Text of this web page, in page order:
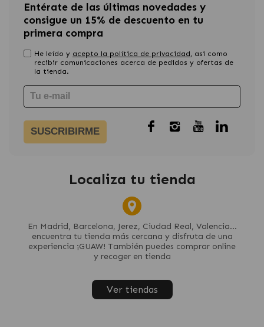
Entérate de las últimas novedades y
consigue un 15% de descuento en tu
primera compra
He leído y acepto la política de privacidad, asi como
recibir comunicaciones acerca de pedidos y ofertas de
la tienda.
SUSCRIBIRME
Localiza tu tienda
En Madrid, Barcelona, Jerez, Ciudad Real, Valencia...
encuentra tu tienda más cercana y disfruta de una
experiencia ¡GUAW! También puedes comprar online
y recoger en tienda
Ver tiendas